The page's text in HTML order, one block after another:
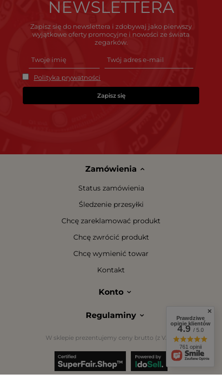
NEWSLETTERA
Zapisz się do newslettera i zdobywaj jako pierwszy
wyjątkowe oferty promocyjne i nowości ze świata
zegarków.
Polityka prywatności
Zapisz się
Zamówienia
Status zamówienia
Śledzenie przesyłki
Chcę zareklamować produkt
Chcę zwrócić produkt
Chcę wymienić towar
Kontakt
Konto
Regulaminy
W sklepie prezentujemy ceny brutto (z VAT).
Prawdziwe
opinie klientów
4.9/ 5.0
761 opinii